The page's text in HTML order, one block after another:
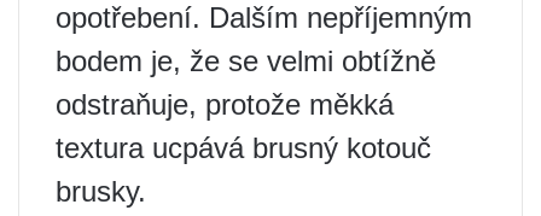
opotřebení. Dalším nepříjemným
bodem je, že se velmi obtížně
odstraňuje, protože měkká
textura ucpává brusný kotouč
brusky.